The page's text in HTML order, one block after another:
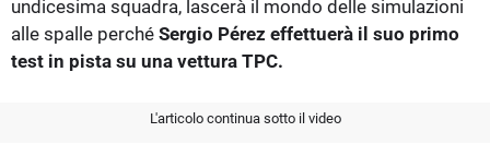
undicesima squadra, lascerà il mondo delle simulazioni
alle spalle perché Sergio Pérez effettuerà il suo primo
test in pista su una vettura TPC.
L'articolo continua sotto il video